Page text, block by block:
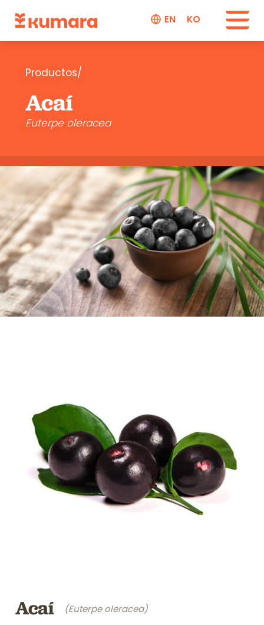
EN KO
Productos/
Acaí
Euterpe oleracea
Acaí (Euterpe oleracea)